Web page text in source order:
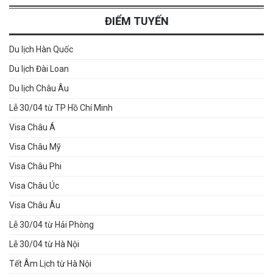
ĐIỂM TUYẾN
Du lịch Hàn Quốc
Du lịch Đài Loan
Du lịch Châu Âu
Lễ 30/04 từ TP Hồ Chí Minh
Visa Châu Á
Visa Châu Mỹ
Visa Châu Phi
Visa Châu Úc
Visa Châu Âu
Lễ 30/04 từ Hải Phòng
Lễ 30/04 từ Hà Nội
Tết Âm Lịch từ Hà Nội